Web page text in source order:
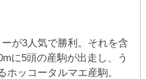
が3人気で勝利。それを含
に5頭の産駒が出走し、う
ホッコータルマエ産駒。